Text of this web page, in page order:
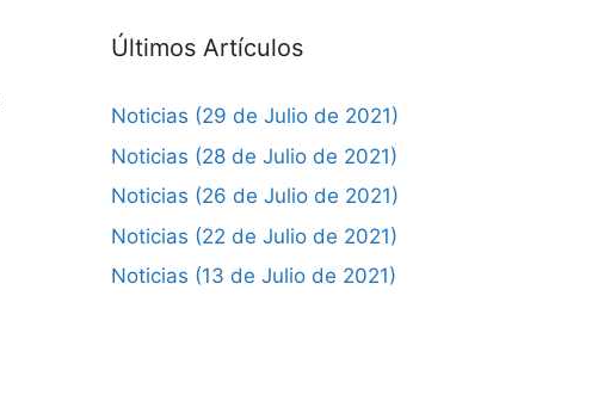
Últimos Artículos
Noticias (29 de Julio de 2021)
Noticias (28 de Julio de 2021)
Noticias (26 de Julio de 2021)
Noticias (22 de Julio de 2021)
Noticias (13 de Julio de 2021)